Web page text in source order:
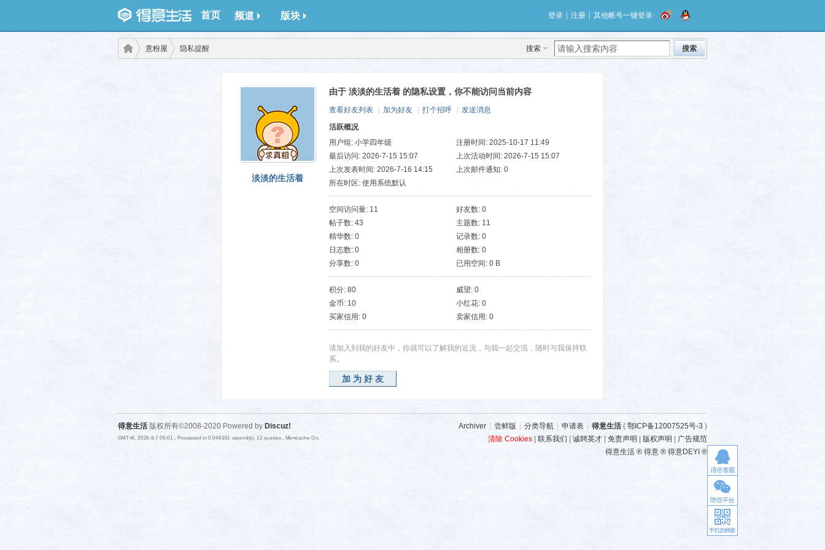
首页 频道 版块 登录 注册 其他帐号一键登录:
搜索 搜索
意粉屋 隐私提醒
淡淡的生活着
由于 淡淡的生活着 的隐私设置，你不能访问当前内容
查看好友列表 加为好友 打个招呼
发送消息
活跃概况
用户组: 小学四年级
注册时间: 2025-10-17 11:49
最后访问: 2026-7-15 15:07
上次活动时间: 2026-7-15 15:07
上次发表时间: 2026-7-16 14:15
上次邮件通知: 0
所在时区: 使用系统默认
空间访问量: 11
好友数: 0
帖子数: 43
主题数: 11
精华数: 0
记录数: 0
日志数: 0
相册数: 0
分享数: 0
已用空间: 0 B
积分: 80
威望: 0
金币: 10
小红花: 0
买家信用: 0
卖家信用: 0
请加入到我的好友中，你就可以了解我的近况，与我一起交流，随时与我保持联
系。
加为好友
Archiver 尝鲜版 分类导航 申请表 得意生活 ( 鄂ICP备12007525号-3 )
清除 Cookies
联系我们 诚聘英才 免责声明 版权声明
广告规范
得意生活 ® 得意 ® 得意DEYI ®
得意生活 版权所有©2008-2020 Powered by Discuz!
GMT+8, 2026-8-7 06:01 , Processed in 0.048301 second(s), 12 queries , Memcache On.